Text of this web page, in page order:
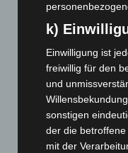
7. August 2026
eingedämmt
6. August 2026
Region Hannover: 21
Roten Kreuz
5. August 2026
k)
Einwilligung ist
freiwillig für den
und
sonstigen
der die
mit der